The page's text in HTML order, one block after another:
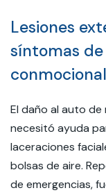
Lesiones
síntomas
conmocional
El daño al auto
necesitó ayuda
laceraciones
bolsas de aire.
de emergencias,